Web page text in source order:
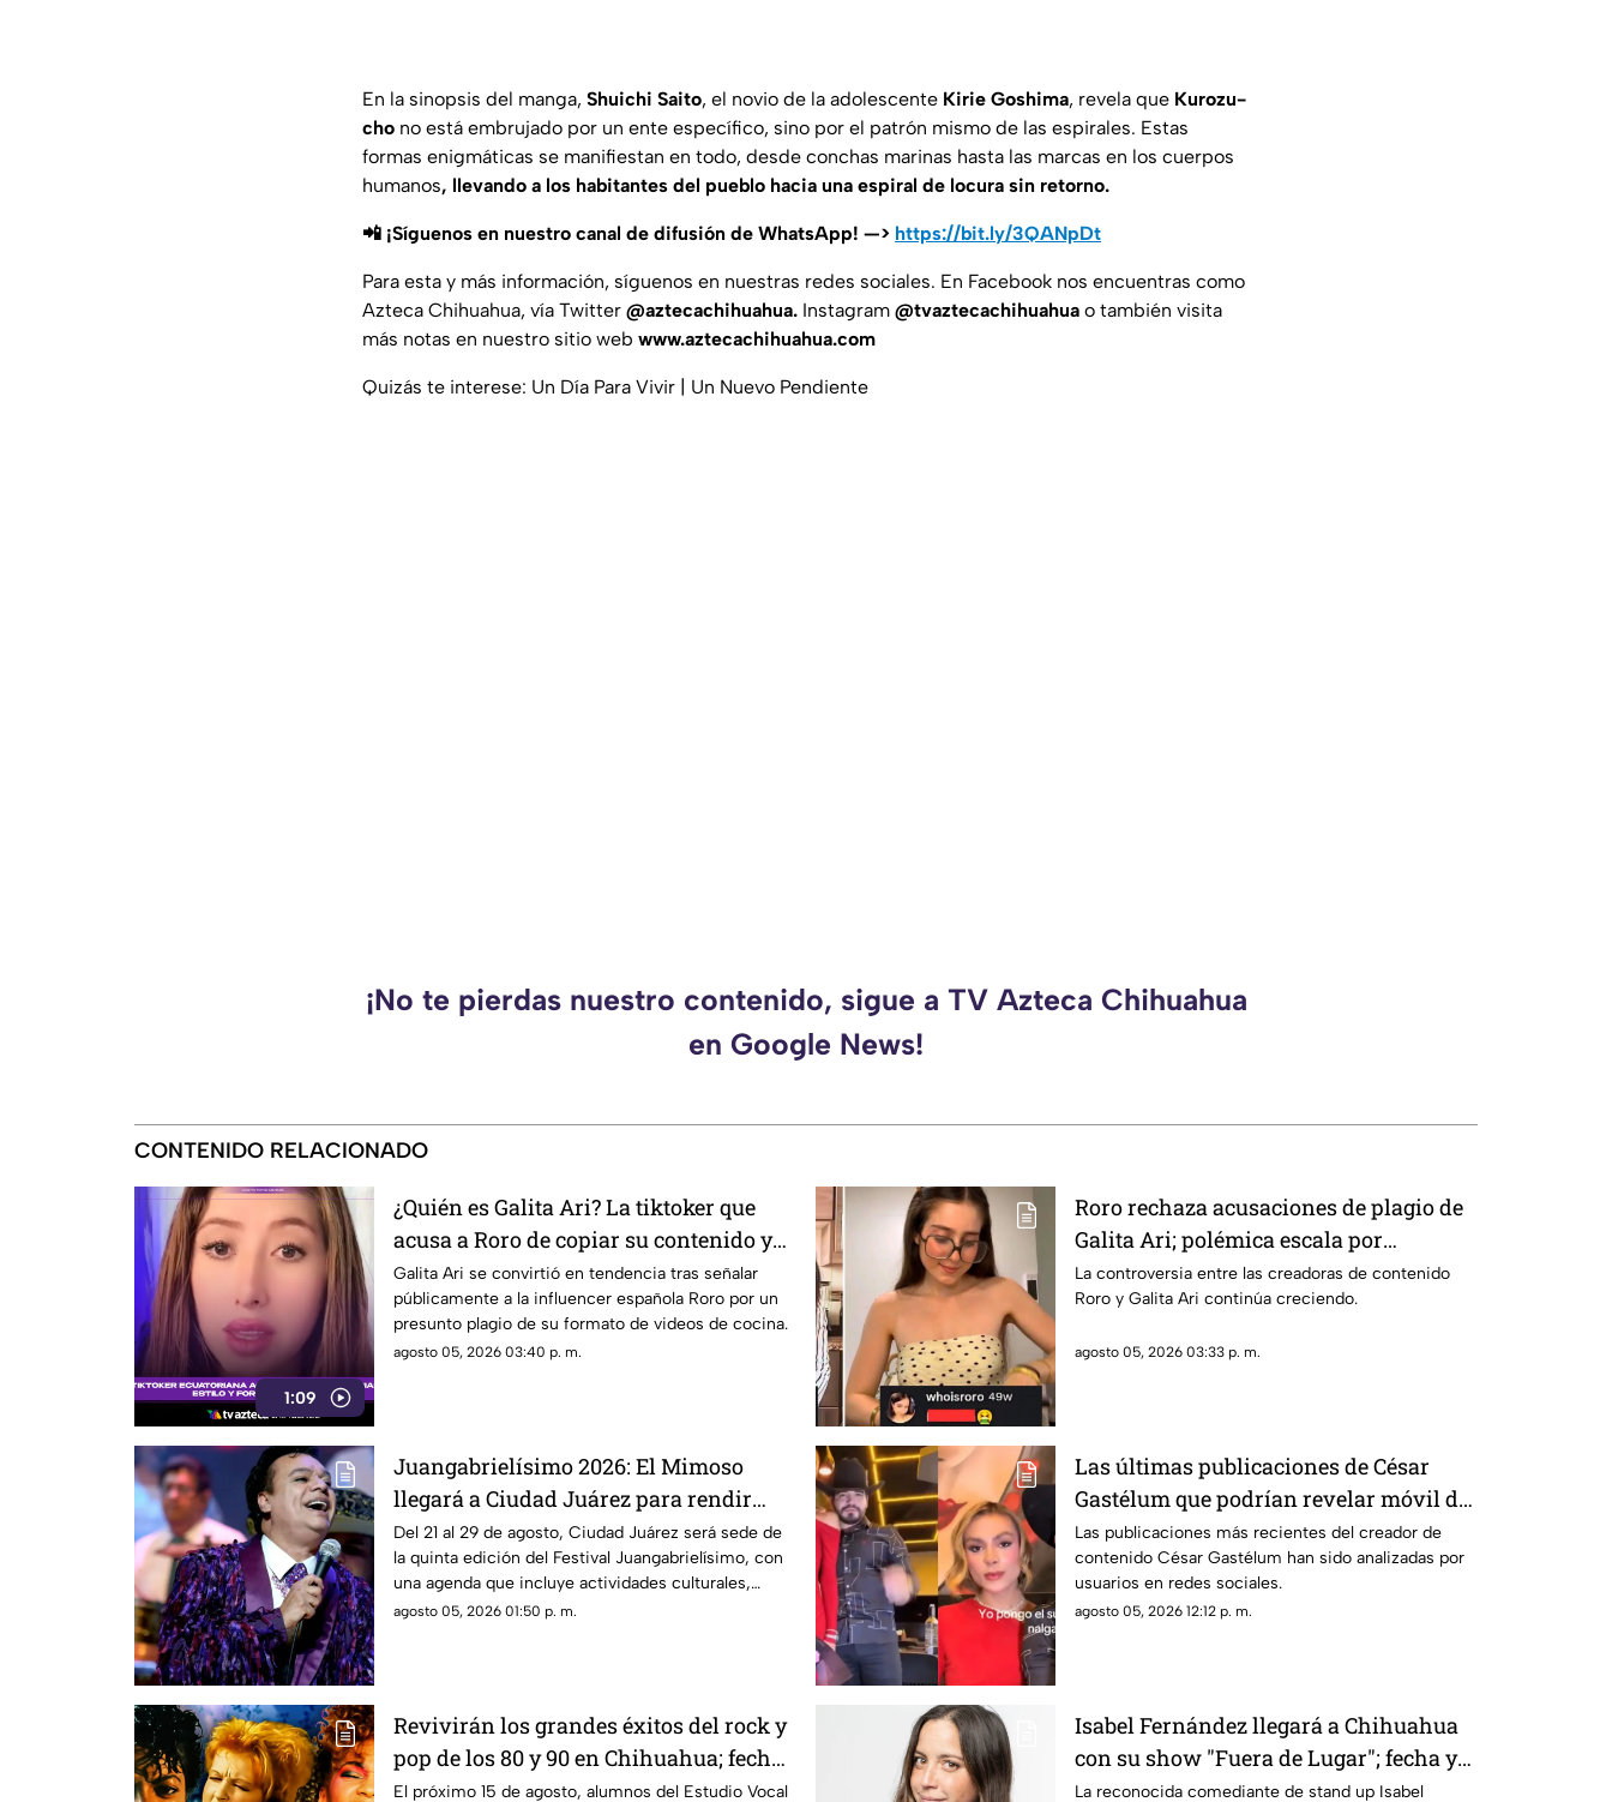
En la sinopsis del manga, Shuichi Saito, el novio de la adolescente Kirie Goshima, revela que Kurozu-
cho no está embrujado por un ente específico, sino por el patrón mismo de las espirales. Estas
formas enigmáticas se manifiestan en todo, desde conchas marinas hasta las marcas en los cuerpos
humanos, llevando a los habitantes del pueblo hacia una espiral de locura sin retorno.
📲 ¡Síguenos en nuestro canal de difusión de WhatsApp! —> https://bit.ly/3QANpDt
Para esta y más información, síguenos en nuestras redes sociales. En Facebook nos encuentras como
Azteca Chihuahua, vía Twitter @aztecachihuahua. Instagram @tvaztecachihuahua o también visita
más notas en nuestro sitio web www.aztecachihuahua.com
Quizás te interese: Un Día Para Vivir | Un Nuevo Pendiente
¡No te pierdas nuestro contenido, sigue a TV Azteca Chihuahua
en Google News!
CONTENIDO RELACIONADO
1:09
¿Quién es Galita Ari? La tiktoker que
acusa a Roro de copiar su contenido y
personalidad
Galita Ari se convirtió en tendencia tras señalar
públicamente a la influencer española Roro por un
presunto plagio de su formato de videos de cocina.
agosto 05, 2026 03:40 p. m.
Roro rechaza acusaciones de plagio de
Galita Ari; polémica escala por
presunto hackeo | VIDEO
La controversia entre las creadoras de contenido
Roro y Galita Ari continúa creciendo.
agosto 05, 2026 03:33 p. m.
Juangabrielísimo 2026: El Mimoso
llegará a Ciudad Juárez para rendir
homenaje a Juan Gabriel
Del 21 al 29 de agosto, Ciudad Juárez será sede de
la quinta edición del Festival Juangabrielísimo, con
una agenda que incluye actividades culturales,
deportivas, musicales y un concierto.
agosto 05, 2026 01:50 p. m.
Las últimas publicaciones de César
Gastélum que podrían revelar móvil de
su asesinato en Culiacán | VIDEO
Las publicaciones más recientes del creador de
contenido César Gastélum han sido analizadas por
usuarios en redes sociales.
agosto 05, 2026 12:12 p. m.
Revivirán los grandes éxitos del rock y
pop de los 80 y 90 en Chihuahua; fecha
y lugar
El próximo 15 de agosto, alumnos del Estudio Vocal
Isabel Fernández llegará a Chihuahua
con su show "Fuera de Lugar"; fecha y
todos los detalles
La reconocida comediante de stand up Isabel